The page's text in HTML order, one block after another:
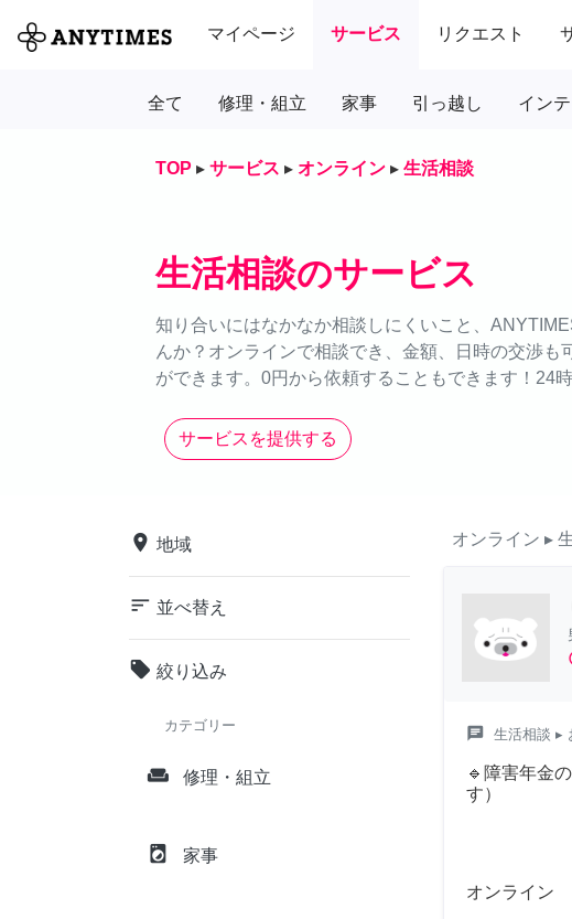
マイページ サービス リクエスト
全て 修理・組立 家事 引っ越し イン
TOP ▸ サービス ▸ オンライン ▸ 生活相談
生活相談のサービス
知り合いにはなかなか相談しにくいこと、
んか？オンラインで相談でき、金額、日時の交渉も
ができます。0円から依頼することもできます！24
サービスを提供する
place 地域
sort 並べ替え
local_offer 絞り込み
カテゴリー
weekend 修理・組立
local_laundry_service 家事
オンライン ▸
chat 生活相談 ▸
🔹障害年金
す）
オンライン